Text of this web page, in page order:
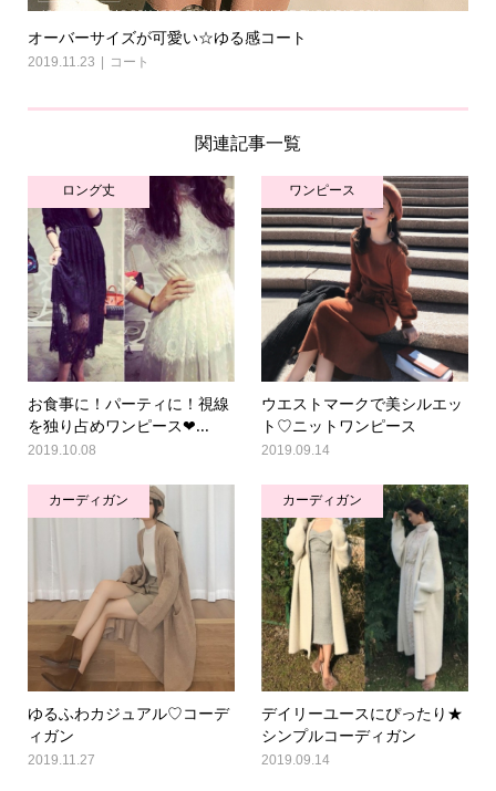
オーバーサイズが可愛い☆ゆる感コート
2019.11.23 コート
関連記事一覧
ロング丈
お食事に！パーティに！視線
を独り占めワンピース❤...
2019.10.08
ワンピース
ウエストマークで美シルエッ
ト♡ニットワンピース
2019.09.14
カーディガン
ゆるふわカジュアル♡コーデ
ィガン
2019.11.27
カーディガン
デイリーユースにぴったり★
シンプルコーディガン
2019.09.14